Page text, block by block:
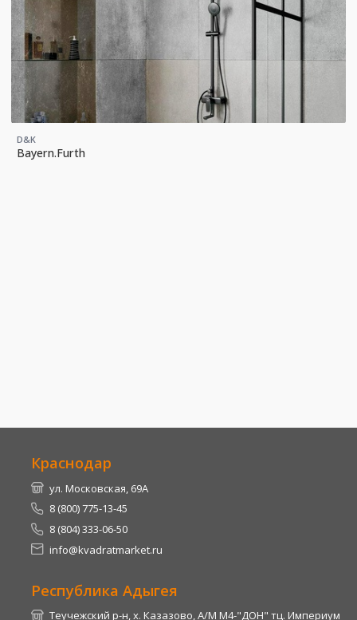
D&K
Bayern.Furth
Краснодар
ул. Московская, 69А
8 (800) 775-13-45
8 (804) 333-06-50
info@kvadratmarket.ru
Республика Адыгея
Теучежский р-н, х. Казазово, А/М М4-"ДОН" тц. Империум